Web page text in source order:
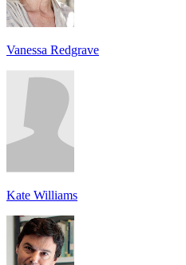
Vanessa Redgrave
Kate Williams